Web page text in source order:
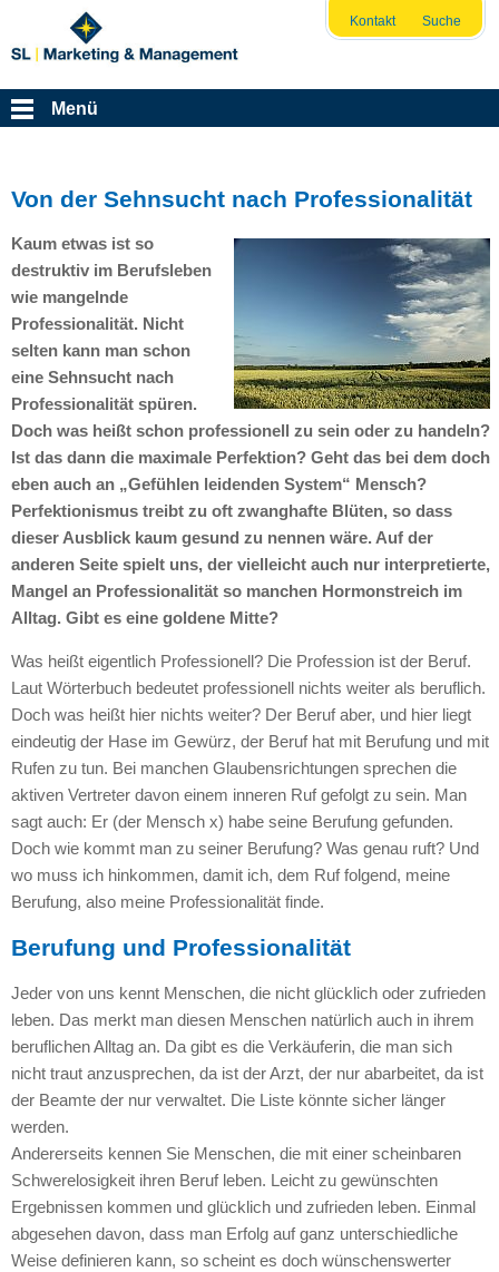
Kontakt Suche
Menü
Von der Sehnsucht nach Professionalität
Kaum etwas ist so
destruktiv im Berufsleben
wie mangelnde
Professionalität. Nicht
selten kann man schon
eine Sehnsucht nach
Professionalität spüren.
Doch was heißt schon professionell zu sein oder zu handeln?
Ist das dann die maximale Perfektion? Geht das bei dem doch
eben auch an „Gefühlen leidenden System“ Mensch?
Perfektionismus treibt zu oft zwanghafte Blüten, so dass
dieser Ausblick kaum gesund zu nennen wäre. Auf der
anderen Seite spielt uns, der vielleicht auch nur interpretierte,
Mangel an Professionalität so manchen Hormonstreich im
Alltag. Gibt es eine goldene Mitte?
Was heißt eigentlich Professionell? Die Profession ist der Beruf.
Laut Wörterbuch bedeutet professionell nichts weiter als beruflich.
Doch was heißt hier nichts weiter? Der Beruf aber, und hier liegt
eindeutig der Hase im Gewürz, der Beruf hat mit Berufung und mit
Rufen zu tun. Bei manchen Glaubensrichtungen sprechen die
aktiven Vertreter davon einem inneren Ruf gefolgt zu sein. Man
sagt auch: Er (der Mensch x) habe seine Berufung gefunden.
Doch wie kommt man zu seiner Berufung? Was genau ruft? Und
wo muss ich hinkommen, damit ich, dem Ruf folgend, meine
Berufung, also meine Professionalität finde.
Berufung und Professionalität
Jeder von uns kennt Menschen, die nicht glücklich oder zufrieden
leben. Das merkt man diesen Menschen natürlich auch in ihrem
beruflichen Alltag an. Da gibt es die Verkäuferin, die man sich
nicht traut anzusprechen, da ist der Arzt, der nur abarbeitet, da ist
der Beamte der nur verwaltet. Die Liste könnte sicher länger
werden.
Andererseits kennen Sie Menschen, die mit einer scheinbaren
Schwerelosigkeit ihren Beruf leben. Leicht zu gewünschten
Ergebnissen kommen und glücklich und zufrieden leben. Einmal
abgesehen davon, dass man Erfolg auf ganz unterschiedliche
Weise definieren kann, so scheint es doch wünschenswerter